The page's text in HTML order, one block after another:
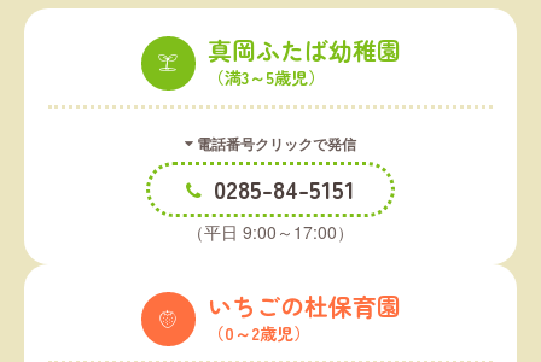
真岡ふたば幼稚園
（満3～5歳児）
電話番号クリックで発信
0285-84-5151
（平日 9:00～17:00）
いちごの杜保育園
（0～2歳児）